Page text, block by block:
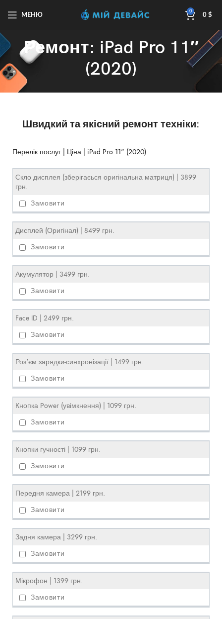
МЕНЮ
0
0$
Ремонт: iPad Pro 11″
(2020)
Швидкий та якісний ремонт техніки:
Перелік послуг | Ціна | iPad Pro 11" (2020)
Cкло дисплея (зберігаєься оригінальна матриця) | 3899
грн.
Дисплей (Оригінал) | 8499 грн.
Акумулятор | 3499 грн.
Face ID | 2499 грн.
Роз'єм зарядки-синхронізації | 1499 грн.
Кнопка Power (увімкнення) | 1099 грн.
Кнопки гучності | 1099 грн.
Передня камера | 2199 грн.
Задня камера | 3299 грн.
Мікрофон | 1399 грн.